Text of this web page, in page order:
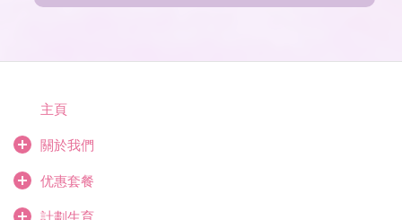
主頁
關於我們
优惠套餐
計劃生育